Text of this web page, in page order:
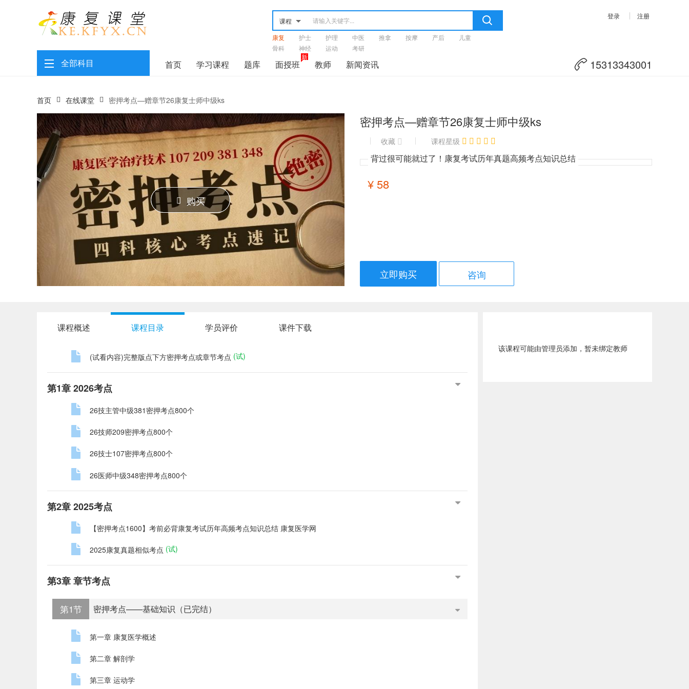
登录 注册
课程
康复
护士 护理 中医 推拿 按摩 产后
儿童
骨科
神经 运动 考研
首页 学习课程 题库 面授班
新
教师 新闻资讯 15313343001
全部科目
首页 在线课堂 密押考点—赠章节26康复士师中级ks
购买
密押考点—赠章节26康复士师中级ks
收藏 课程星级
背过很可能就过了！康复考试历年真题高频考点知识总结
¥ 58
立即购买 咨询
课程概述 课程目录 学员评价 课件下载
(试看内容)完整版点下方密押考点或章节考点 (试)
第1章 2026考点
26技主管中级381密押考点800个
26技师209密押考点800个
26技士107密押考点800个
26医师中级348密押考点800个
第2章 2025考点
【密押考点1600】考前必背康复考试历年高频考点知识总结 康复医学网
2025康复真题相似考点 (试)
第3章 章节考点
第1节 密押考点——基础知识（已完结）
第一章 康复医学概述
第二章 解剖学
第三章 运动学
该课程可能由管理员添加，暂未绑定教师